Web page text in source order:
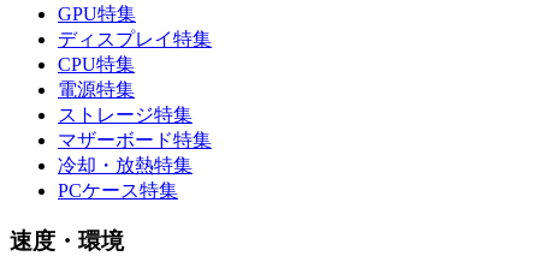
GPU特集
ディスプレイ特集
CPU特集
電源特集
ストレージ特集
マザーボード特集
冷却・放熱特集
PCケース特集
速度・環境